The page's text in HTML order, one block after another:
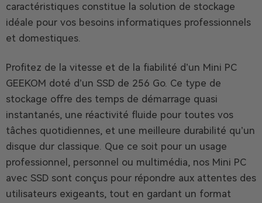
caractéristiques constitue la solution de stockage
idéale pour vos besoins informatiques professionnels
et domestiques.
Profitez de la vitesse et de la fiabilité d’un Mini PC
GEEKOM doté d’un SSD de 256 Go. Ce type de
stockage offre des temps de démarrage quasi
instantanés, une réactivité fluide pour toutes vos
tâches quotidiennes, et une meilleure durabilité qu’un
disque dur classique. Que ce soit pour un usage
professionnel, personnel ou multimédia, nos Mini PC
avec SSD sont conçus pour répondre aux attentes des
utilisateurs exigeants, tout en gardant un format